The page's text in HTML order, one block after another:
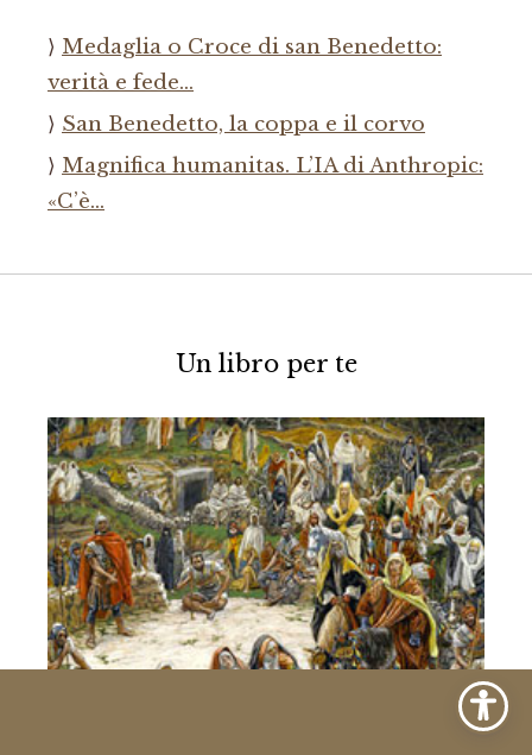
Medaglia o Croce di san Benedetto:
verità e fede…
San Benedetto, la coppa e il corvo
Magnifica humanitas. L’IA di Anthropic:
«C’è…
Un libro per te